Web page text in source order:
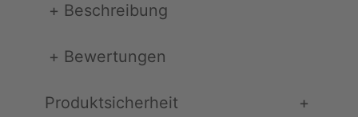
e
M
g
+ Beschreibung
+ Bewertungen
Produktsicherheit +